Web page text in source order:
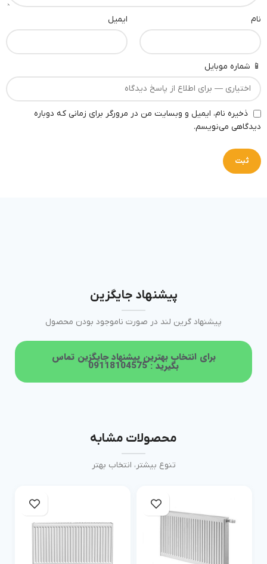
نام ایمیل
📱 شماره موبایل
ذخیره نام، ایمیل و وبسایت من در مرورگر برای زمانی که دوباره
دیدگاهی می‌نویسم.
پیشنهاد جایگزین
پیشنهاد گرین لند در صورت ناموجود بودن محصول
برای انتخاب بهترین پیشنهاد جایگزین تماس
بگیرید : 09118104575
محصولات مشابه
تنوع بیشتر، انتخاب بهتر